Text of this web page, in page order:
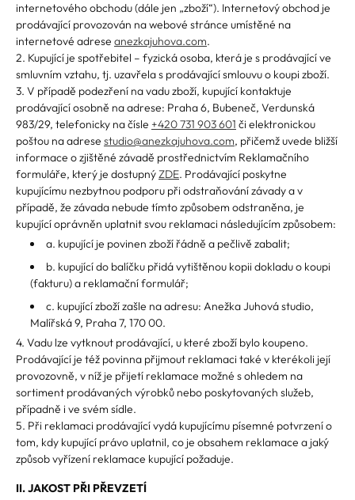
internetového obchodu (dále jen „zboží“). Internetový obchod je
prodávající provozován na webové stránce umístěné na
internetové adrese anezkajuhova.com.
2. Kupující je spotřebitel – fyzická osoba, která je s prodávající ve
smluvním vztahu, tj. uzavřela s prodávající smlouvu o koupi zboží.
3. V případě podezření na vadu zboží, kupující kontaktuje
prodávající osobně na adrese: Praha 6, Bubeneč, Verdunská
983/29, telefonicky na čísle +420 731 903 601 či elektronickou
poštou na adrese studio@anezkajuhova.com, přičemž uvede bližší
informace o zjištěné závadě prostřednictvím Reklamačního
formuláře, který je dostupnýZDE. Prodávající poskytne
kupujícímu nezbytnou podporu při odstraňování závady a v
případě, že závada nebude tímto způsobem odstraněna, je
kupující oprávněn uplatnit svou reklamaci následujícím způsobem:
a. kupující je povinen zboží řádně a pečlivě zabalit;
b. kupující do balíčku přidá vytištěnou kopii dokladu o koupi
(fakturu) a reklamační formulář;
c. kupující zboží zašle na adresu: Anežka Juhová studio,
Malířská 9, Praha 7, 170 00.
4. Vadu lze vytknout prodávající, u které zboží bylo koupeno.
Prodávající je též povinna přijmout reklamaci také v kterékoli její
provozovně, v níž je přijetí reklamace možné s ohledem na
sortiment prodávaných výrobků nebo poskytovaných služeb,
případně i ve svém sídle.
5. Při reklamaci prodávající vydá kupujícímu písemné potvrzení o
tom, kdy kupující právo uplatnil, co je obsahem reklamace a jaký
způsob vyřízení reklamace kupující požaduje.
II. JAKOST PŘI PŘEVZETÍ